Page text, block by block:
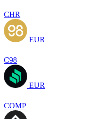
CHR
EUR
C98
EUR
COMP